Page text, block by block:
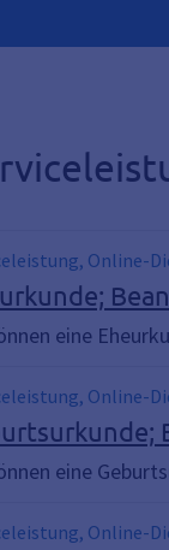
Online-
eine
Online-
geburtenregister ,
eine
Online-